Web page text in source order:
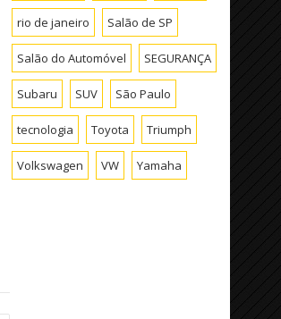
rio de janeiro Salão de SP
Salão do Automóvel SEGURANÇA
Subaru SUV São Paulo
tecnologia Toyota Triumph
Volkswagen VW Yamaha